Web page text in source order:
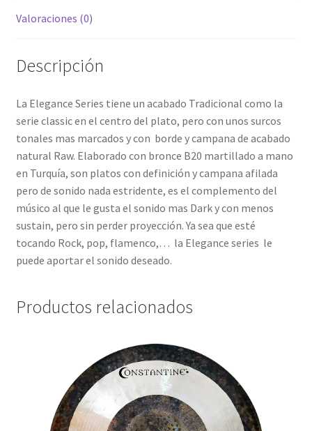
Valoraciones (0)
Descripción
La Elegance Series tiene un acabado Tradicional como la
serie classic en el centro del plato, pero con unos surcos
tonales mas marcados y con borde y campana de acabado
natural Raw. Elaborado con bronce B20 martillado a mano
en Turquía, son platos con definición y campana afilada
pero de sonido nada estridente, es el complemento del
músico al que le gusta el sonido mas Dark y con menos
sustain, pero sin perder proyección. Ya sea que esté
tocando Rock, pop, flamenco,… la Elegance series le
puede aportar el sonido deseado.
Productos relacionados